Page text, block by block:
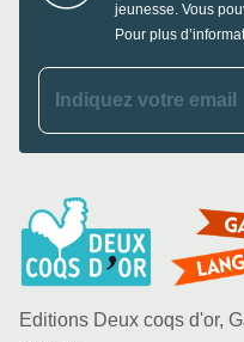
jeunesse. Vous
Pour plus
Indiquez votre email
Editions Deux coqs d'or,